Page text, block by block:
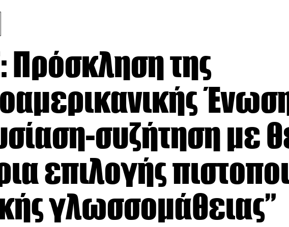
Πρόσκληση της
συζήτηση με
επιλογής
γλωσσομάθειας”